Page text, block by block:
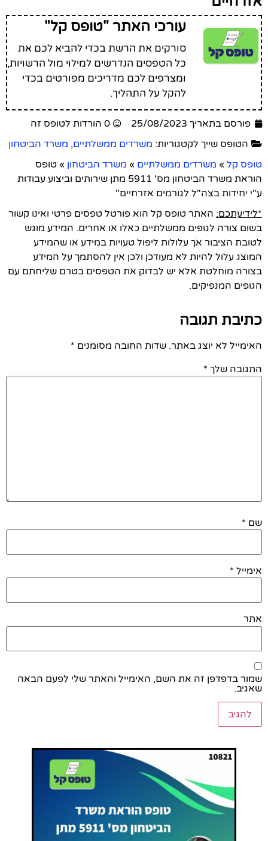
עורכי האתר "טופס קל"
סורקים את הרשת בכדי להביא לכם את
כל הטפסים הנדרשים למילוי מול הרשויות,
ומצרפים לכם מדריכים מפורטים בכדי
להקל על התהליך.
פורסם בתאריך 25/08/2023
0 הורדות לטופס זה
הטופס שייך לקטגוריות: משרדים ממשלתיים, משרד הביטחון
טופס קל » משרדים ממשלתיים » משרד הביטחון » טופס
הוראת משרד הביטחון מס' 5911 מתן שירותים וביצוע עבודות
ע"י יחידות בצה"ל לגורמים אזרחיים"
*לידיעתכם: האתר טופס קל הוא פורטל טפסים פרטי ואינו קשור
בשום צורה לגופים ממשלתיים כאלו או אחרים. המידע מוגש
לטובת הציבור אך עלולות ליפול טעויות במידע או שהמידע
המוצג עלול להיות לא מעודכן ולכן אין להסתמך על המידע
בצורה מוחלטת אלא יש לבדוק את הטפסים בטרם שליחתם עם
הגופים המנפיקים.
כתיבת תגובה
האימייל לא יוצג באתר. שדות החובה מסומנים *
התגובה שלך *
שם *
אימייל *
אתר
שמור בדפדפן זה את השם, האימייל והאתר שלי לפעם הבאה
שאגיב.